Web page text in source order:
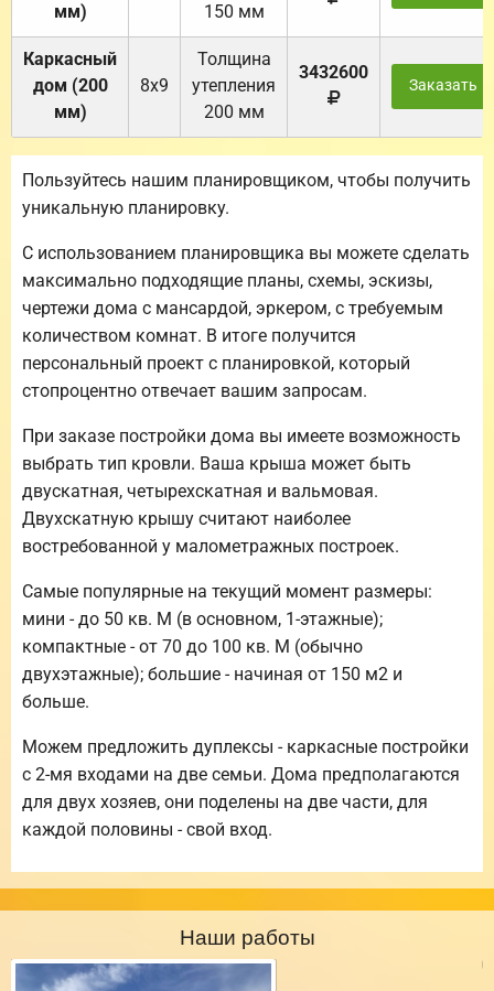
мм)
150 мм
Каркасный
дом (200
мм)
8х9
Толщина
утепления
200 мм
3432600
Заказать
Пользуйтесь нашим планировщиком, чтобы получить
уникальную планировку.
С использованием планировщика вы можете сделать
максимально подходящие планы, схемы, эскизы,
чертежи дома с мансардой, эркером, с требуемым
количеством комнат. В итоге получится
персональный проект с планировкой, который
стопроцентно отвечает вашим запросам.
При заказе постройки дома вы имеете возможность
выбрать тип кровли. Ваша крыша может быть
двускатная, четырехскатная и вальмовая.
Двухскатную крышу считают наиболее
востребованной у малометражных построек.
Самые популярные на текущий момент размеры:
мини - до 50 кв. М (в основном, 1-этажные);
компактные - от 70 до 100 кв. М (обычно
двухэтажные); большие - начиная от 150 м2 и
больше.
Можем предложить дуплексы - каркасные постройки
с 2-мя входами на две семьи. Дома предполагаются
для двух хозяев, они поделены на две части, для
каждой половины - свой вход.
Наши работы